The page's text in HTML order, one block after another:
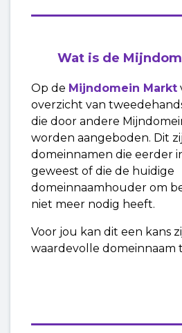
Wat is de
Op de Mijndomein Markt
overzicht van
die door andere
worden aangeboden. Dit
domeinnamen die eerder
geweest of die de huidige
domeinnaamhouder om
niet meer nodig heeft.
Voor jou kan dit een kans
waardevolle domeinnaam